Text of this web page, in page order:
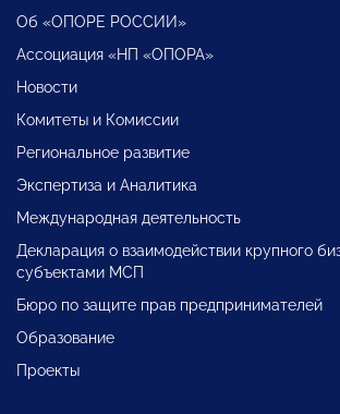
Об «ОПОРЕ РОССИИ»
Ассоциация «НП «ОПОРА»
Новости
Комитеты и Комиссии
Региональное развитие
Экспертиза и Аналитика
Международная деятельность
Декларация о взаимодействии крупного
субъектами МСП
Бюро по защите прав предпринимателей
Образование
Проекты